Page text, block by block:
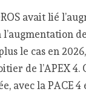
avait lié
le cas en
de l’APEX 4.
avec la PACE 4